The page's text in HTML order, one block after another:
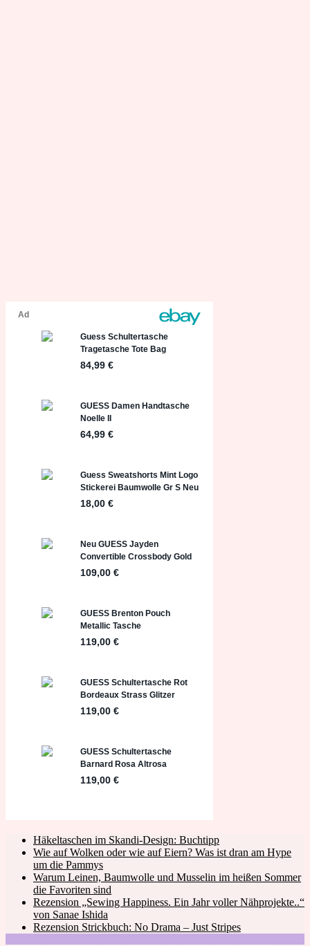
Häkeltaschen im Skandi-Design: Buchtipp
Wie auf Wolken oder wie auf Eiern? Was ist dran am Hype
um die Pammys
Warum Leinen, Baumwolle und Musselin im heißen Sommer
die Favoriten sind
Rezension „Sewing Happiness. Ein Jahr voller Nähprojekte..“
von Sanae Ishida
Rezension Strickbuch: No Drama – Just Stripes